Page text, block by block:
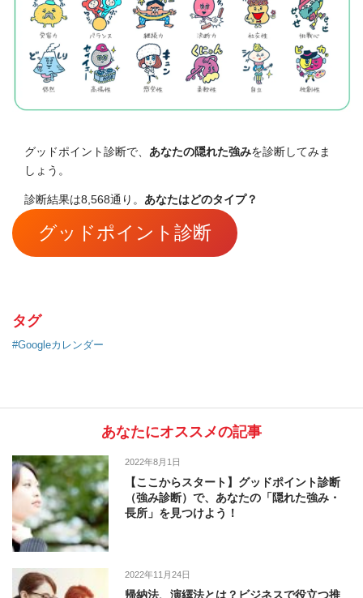
グッドポイント診断で、 あなたの隠れた強みを診断してみま
しょう。
診断結果は8,568通り。 あなたはどのタイプ？
グッドポイント診断
タグ
#Googleカレンダー
あなたにオススメの記事
2022年8月1日
【ここからスタート】グッドポイント診断
（強み診断）で、あなたの「隠れた強み・
長所」を見つけよう！
2022年11月24日
帰納法、演繹法とは？ビジネスで役立つ推